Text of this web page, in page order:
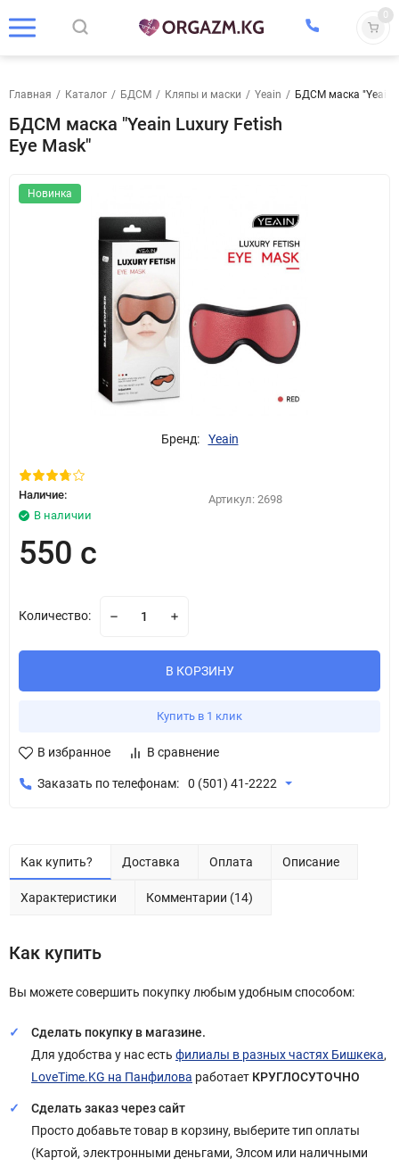
0
Главная / Каталог / БДСМ / Кляпы и маски / Yeain / БДСМ маска "Yeain
БДСМ маска "Yeain Luxury Fetish
Eye Mask"
Новинка
Бренд: Yeain
Наличие:
В наличии
Артикул: 2698
550 с
Количество:
В КОРЗИНУ
Купить в 1 клик
В избранное В сравнение
Заказать по телефонам: 0 (501) 41-2222
Как купить? Доставка Оплата Описание
Характеристики Комментарии (14)
Как купить
Вы можете совершить покупку любым удобным способом:
Сделать покупку в магазине.
Для удобства у нас есть филиалы в разных частях Бишкека,
LoveTime.KG на Панфилова работает КРУГЛОСУТОЧНО
Сделать заказ через сайт
Просто добавьте товар в корзину, выберите тип оплаты
(Картой, электронными деньгами, Элсом или наличными